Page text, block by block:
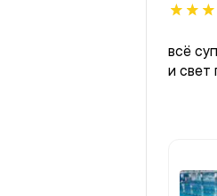
всё
и свет